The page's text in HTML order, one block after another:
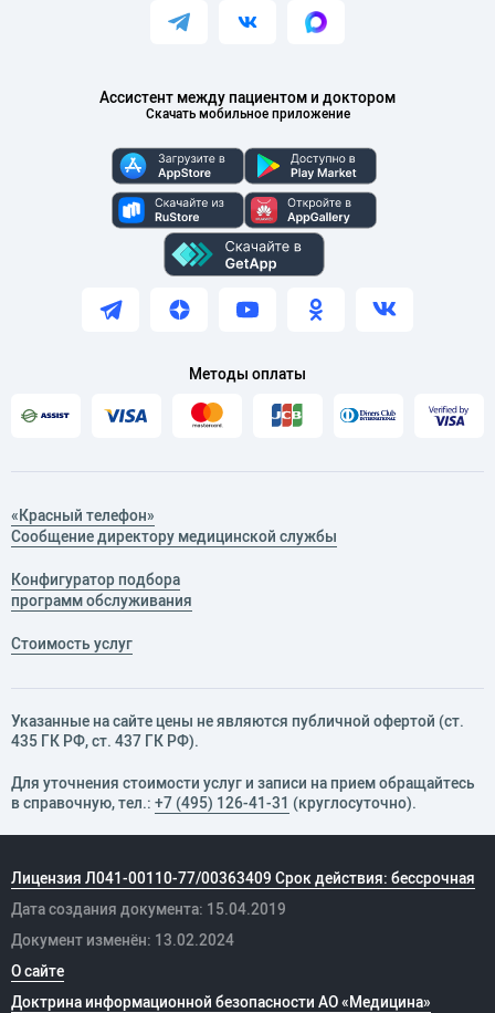
Ассистент между пациентом и доктором
Скачать мобильное приложение
Методы оплаты
«Красный телефон»
Сообщение директору медицинской службы
Конфигуратор подбора
программ обслуживания
Стоимость услуг
Указанные на сайте цены не являются публичной офертой (ст.
435 ГК РФ, cт. 437 ГК РФ).
Для уточнения стоимости услуг и записи на прием обращайтесь
в справочную, тел.: +7 (495) 126-41-31 (круглосуточно).
Лицензия Л041-00110-77/00363409 Срок действия: бессрочная
Дата создания документа: 15.04.2019
Документ изменён: 13.02.2024
О сайте
Доктрина информационной безопасности АО «Медицина»